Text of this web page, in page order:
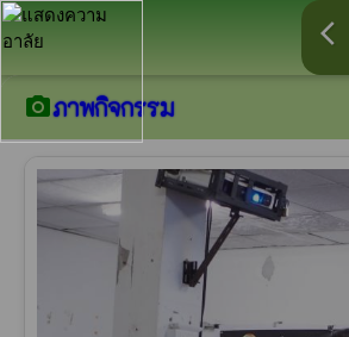
arrow_back_ios
camera_altภาพกิจกรรม